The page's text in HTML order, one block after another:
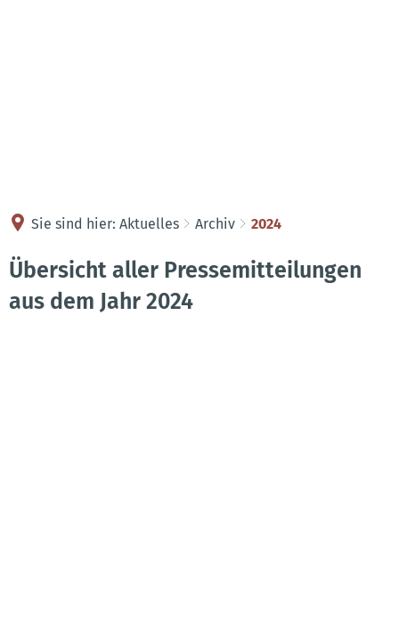
Sie sind hier: Aktuelles Archiv 2024
2024
Übersicht aller Pressemitteilungen
aus dem Jahr 2024